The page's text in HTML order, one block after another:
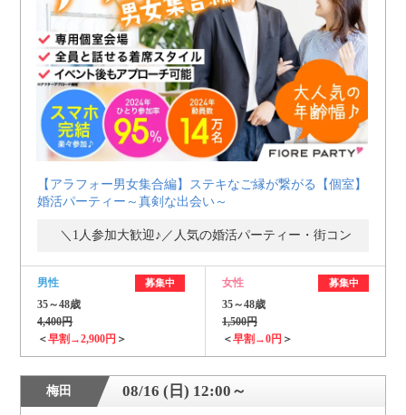
【アラフォー男女集合編】ステキなご縁が繋がる【個室】
婚活パーティー～真剣な出会い～
＼1人参加大歓迎♪／人気の婚活パーティー・街コン
男性 募集中
35～48歳
4,400円
＜早割→2,900円 ＞
女性 募集中
35～48歳
1,500円
＜早割→0円 ＞
梅田 08/16 (日) 12:00～